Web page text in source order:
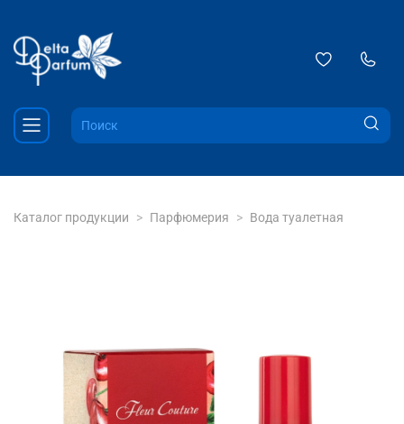
Каталог продукции Парфюмерия Вода туалетная